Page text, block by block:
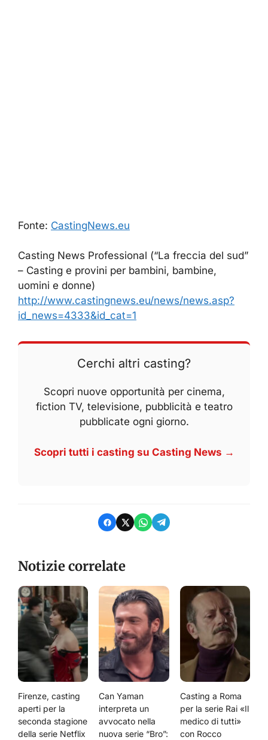
Fonte: CastingNews.eu
Casting News Professional (“La freccia del sud”
– Casting e provini per bambini, bambine,
uomini e donne)
http://www.castingnews.eu/news/news.asp?
id_news=4333&id_cat=1
Cerchi altri casting?
Scopri nuove opportunità per cinema,
fiction TV, televisione, pubblicità e teatro
pubblicate ogni giorno.
Scopri tutti i casting su Casting News →
Notizie correlate
Firenze, casting
aperti per la
seconda stagione
della serie Netflix
Can Yaman
interpreta un
avvocato nella
nuova serie “Bro”:
Casting a Roma
per la serie Rai «Il
medico di tutti»
con Rocco